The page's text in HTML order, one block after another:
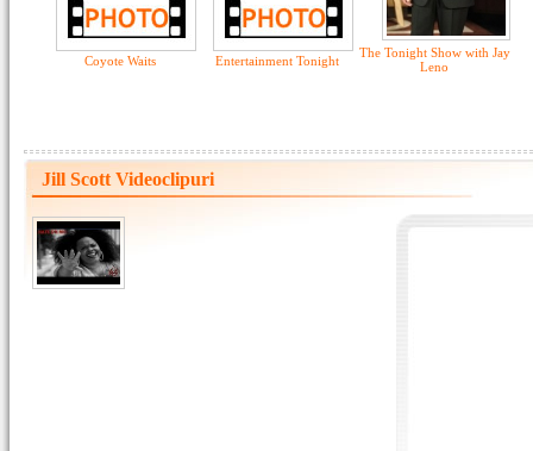
Coyote Waits Entertainment Tonight
The Tonight Show with Jay
Leno
Jill Scott Videoclipuri